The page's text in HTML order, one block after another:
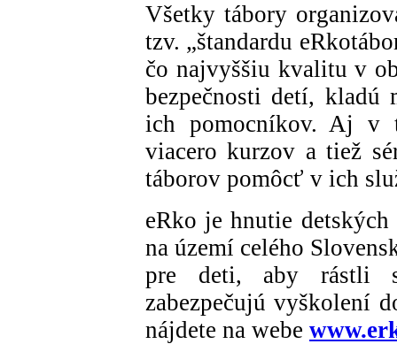
Všetky tábory
tzv. „štandardu
čo najvyššiu kvalitu v
bezpečnosti detí, kladú
ich pomocníkov. Aj v
viacero kurzov a tiež
táborov pomôcť v ich
eRko je hnutie
na území celého
pre deti, aby rástli
zabezpečujú vyškolení
nájdete na webe